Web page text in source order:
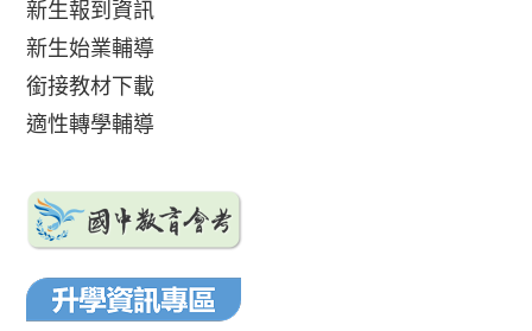
新生報到資訊
新生始業輔導
銜接教材下載
適性轉學輔導